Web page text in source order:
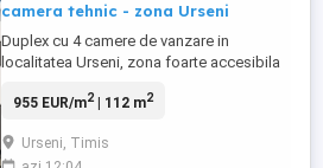
camera tehnic - zona Urseni
Duplex cu 4 camere de vanzare in
localitatea Urseni, zona foarte accesibila
FOXFORT propune spre vanzare casa tip
Mansarda, situata in Urseni, avand un
955 EUR/m2| 112 m2
Urseni, Timis